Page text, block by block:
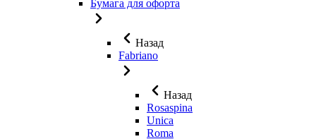
Бумага для офорта
Назад
Fabriano
Назад
Rosaspina
Unica
Roma